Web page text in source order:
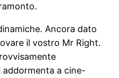
Ancora dato
il vostro Mr Right.
addormenta a cine-